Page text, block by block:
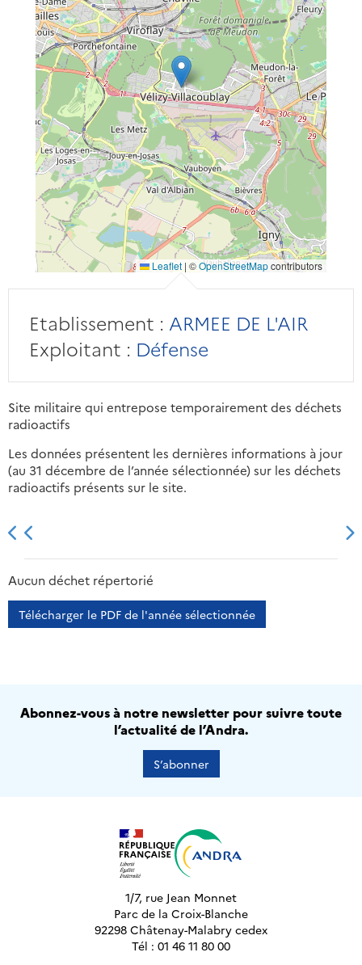
Leaflet | ©OpenStreetMapcontributors
Etablissement : ARMEE DE L'AIR
Exploitant : Défense
Site militaire qui entrepose temporairement des déchets
radioactifs
Les données présentent les dernières informations à jour
(au 31 décembre de l’année sélectionnée) sur les déchets
radioactifs présents sur le site.
2013 2014
Aucun déchet répertorié
Télécharger le PDF de l'année sélectionnée
Abonnez-vous à notre newsletter pour suivre toute
l’actualité de l’Andra.
S’abonner
1/7, rue Jean Monnet
Parc de la Croix-Blanche
92298 Châtenay-Malabry cedex
Tél : 01 46 11 80 00